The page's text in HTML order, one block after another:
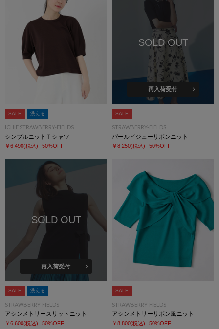
SALE 洗える
ICHIE STRAWBERRY-FIELDS
シンプルニットＴシャツ
￥6,490(税込) 50%OFF
SOLD OUT
再入荷受付
SALE
STRAWBERRY-FIELDS
パールビジューリボンニット
￥8,250(税込) 50%OFF
SOLD OUT
再入荷受付
SALE 洗える
STRAWBERRY-FIELDS
アシンメトリースリットニット
￥6,600(税込) 50%OFF
SALE
STRAWBERRY-FIELDS
アシンメトリーリボン風ニット
￥8,800(税込) 50%OFF